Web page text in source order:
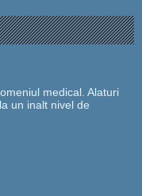
medical. Alaturi
un inalt nivel de